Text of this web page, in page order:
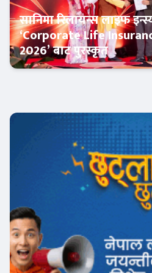
सानिमा रिलायन्स लाइफ
‘Corporate Life
2026’ बाट पुरस्कृत